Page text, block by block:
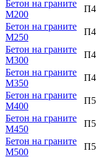
Бетон на граните
М200
П4
Бетон на граните
М250
П4
Бетон на граните
М300
П4
Бетон на граните
М350
П4
Бетон на граните
М400
П5
Бетон на граните
М450
П5
Бетон на граните
М500
П5